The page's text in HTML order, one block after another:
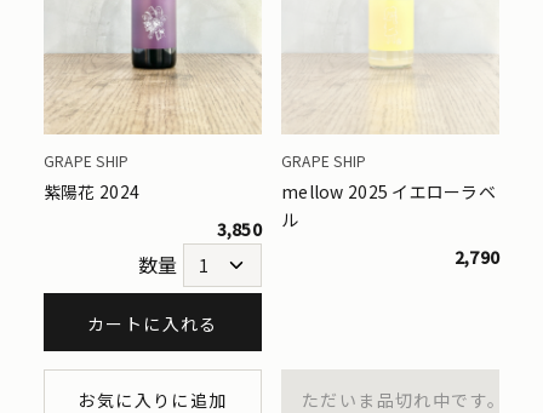
GRAPE SHIP
紫陽花 2024
3,850
数量
カートに入れる
お気に入りに追加
GRAPE SHIP
mellow 2025 イエローラベ
ル
2,790
ただいま品切れ中です。